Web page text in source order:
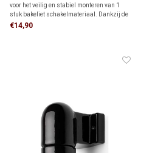
voor het veilig en stabiel monteren van 1
stuk bakeliet schakelmateriaal. Dankzij de
bijgeleverde adapter past deze
€14,90